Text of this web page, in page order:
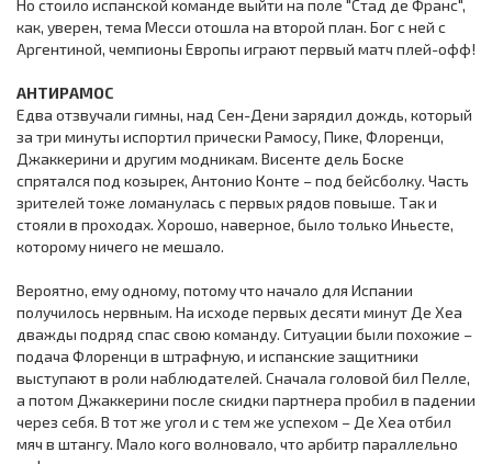
Но стоило испанской команде выйти на поле "Стад де Франс",
как, уверен, тема Месси отошла на второй план. Бог с ней с
Аргентиной, чемпионы Европы играют первый матч плей-офф!
АНТИРАМОС
Едва отзвучали гимны, над Сен-Дени зарядил дождь, который
за три минуты испортил прически Рамосу, Пике, Флоренци,
Джаккерини и другим модникам. Висенте дель Боске
спрятался под козырек, Антонио Конте – под бейсболку. Часть
зрителей тоже ломанулась с первых рядов повыше. Так и
стояли в проходах. Хорошо, наверное, было только Иньесте,
которому ничего не мешало.
Вероятно, ему одному, потому что начало для Испании
получилось нервным. На исходе первых десяти минут Де Хеа
дважды подряд спас свою команду. Ситуации были похожие –
подача Флоренци в штрафную, и испанские защитники
выступают в роли наблюдателей. Сначала головой бил Пелле,
а потом Джаккерини после скидки партнера пробил в падении
через себя. В тот же угол и с тем же успехом – Де Хеа отбил
мяч в штангу. Мало кого волновало, что арбитр параллельно